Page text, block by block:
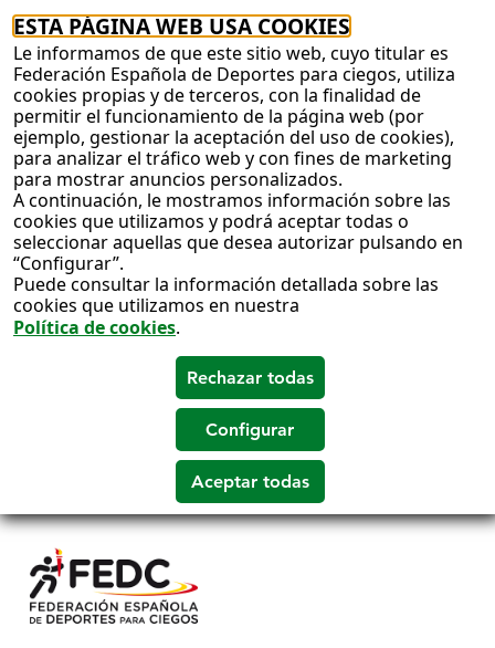
ESTA PÁGINA WEB USA COOKIES
Le informamos de que este sitio web, cuyo titular es
Federación Española de Deportes para ciegos, utiliza
cookies propias y de terceros, con la finalidad de
permitir el funcionamiento de la página web (por
ejemplo, gestionar la aceptación del uso de cookies),
para analizar el tráfico web y con fines de marketing
para mostrar anuncios personalizados.
A continuación, le mostramos información sobre las
cookies que utilizamos y podrá aceptar todas o
seleccionar aquellas que desea autorizar pulsando en
“Configurar”.
Puede consultar la información detallada sobre las
cookies que utilizamos en nuestra
Política de cookies.
Salto a